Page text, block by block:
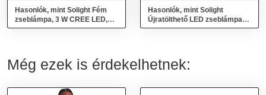
Hasonlók, mint Solight Fém
zseblámpa, 3 W CREE LED,
fekete, fókusz, 3× AAA
Hasonlók, mint Solight
Újratölthető LED zseblámpa
3W 200lm USB Li-ion
Még ezek is érdekelhetnek: